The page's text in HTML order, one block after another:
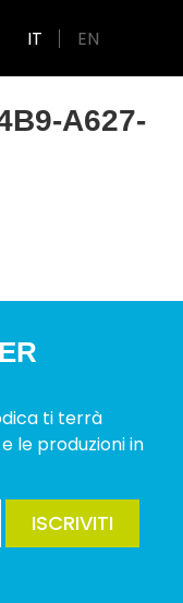
IT EN
A627-
ti terrà
le produzioni in
ISCRIVITI